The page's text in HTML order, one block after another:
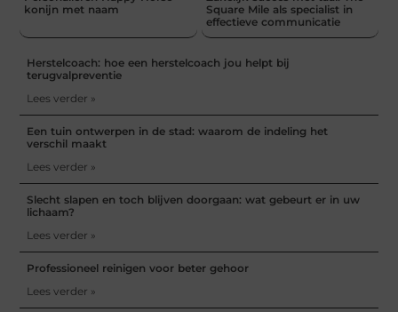
konijn met naam
Square Mile als specialist in
effectieve communicatie
Herstelcoach: hoe een herstelcoach jou helpt bij
terugvalpreventie
Lees verder »
Een tuin ontwerpen in de stad: waarom de indeling het
verschil maakt
Lees verder »
Slecht slapen en toch blijven doorgaan: wat gebeurt er in uw
lichaam?
Lees verder »
Professioneel reinigen voor beter gehoor
Lees verder »